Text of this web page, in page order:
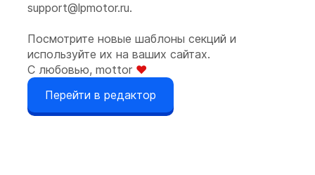
support@lpmotor.ru.
Посмотрите новые шаблоны секций и
используйте их на ваших сайтах.
С любовью, mottor ❤️
Перейти в редактор